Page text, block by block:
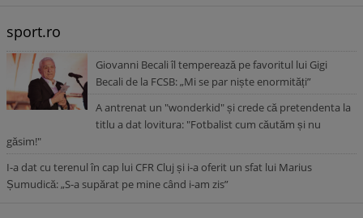
sport.ro
Giovanni Becali îl temperează pe favoritul lui Gigi
Becali de la FCSB: „Mi se par niște enormități”
A antrenat un "wonderkid" și crede că pretendenta la
titlu a dat lovitura: "Fotbalist cum căutăm și nu
găsim!"
I-a dat cu terenul în cap lui CFR Cluj și i-a oferit un sfat lui Marius
Șumudică: „S-a supărat pe mine când i-am zis”